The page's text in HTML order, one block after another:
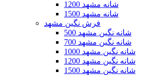
1200 شانه مشهد
1500 شانه مشهد
فرش نگین مشهد
500 شانه نگین مشهد
700 شانه نگین مشهد
1000 شانه نگین مشهد
1200 شانه نگین مشهد
1500 شانه نگین مشهد